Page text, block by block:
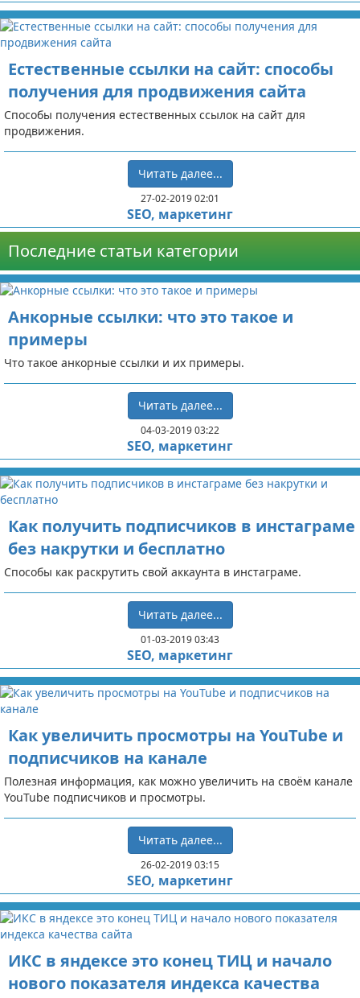
Естественные ссылки на сайт: способы
получения для продвижения сайта
Способы получения естественных ссылок на сайт для
продвижения.
Читать далее...
27-02-2019 02:01
SEO, маркетинг
Последние статьи категории
Анкорные ссылки: что это такое и
примеры
Что такое анкорные ссылки и их примеры.
Читать далее...
04-03-2019 03:22
SEO, маркетинг
Как получить подписчиков в инстаграме
без накрутки и бесплатно
Способы как раскрутить свой аккаунта в инстаграме.
Читать далее...
01-03-2019 03:43
SEO, маркетинг
Как увеличить просмотры на YouTube и
подписчиков на канале
Полезная информация, как можно увеличить на своём канале
YouTube подписчиков и просмотры.
Читать далее...
26-02-2019 03:15
SEO, маркетинг
ИКС в яндексе это конец ТИЦ и начало
нового показателя индекса качества